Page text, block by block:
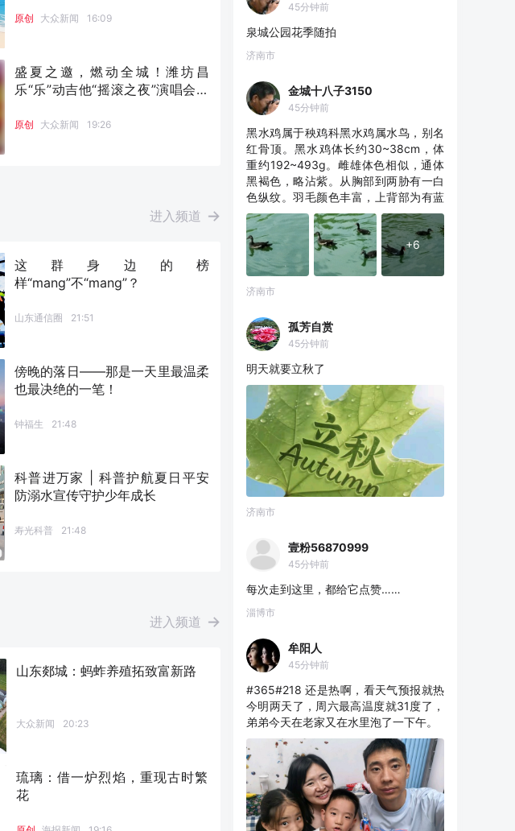
原创 大众新闻 16:09
盛夏之邀，燃动全城！潍坊昌
乐“乐”动吉他“摇滚之夜”演唱会即
原创 大众新闻 19:26
进入频道
这群身边的榜
样“mang”不“mang”？
山东通信圈 21:51
傍晚的落日——那是一天里最温柔
也最决绝的一笔！
钟福生 21:48
科普进万家 | 科普护航夏日平安
防溺水宣传守护少年成长
寿光科普 21:48
进入频道
山东郯城：蚂蚱养殖拓致富新路
大众新闻 20:23
琉璃：借一炉烈焰，重现古时繁
花
45分钟前
泉城公园花季随拍
济南市
金城十八子3150
45分钟前
黑水鸡属于秧鸡科黑水鸡属水鸟，别名
红骨顶。黑水鸡体长约30~38cm，体
重约192~493g。雌雄体色相似，通体
黑褐色，略沾紫。从胸部到两胁有一白
色纵纹。羽毛颜色丰富，上背部为有蓝
灰光泽的黑色，下背部、两肩和翅膀的
覆羽为橄榄褐色。下腹部有些羽毛尖端
白色，形成黑白相杂的斑块。尾下覆
羽，中央黑色，两侧纯白。跗趾、趾黄
绿色，爪子黑色。虹膜颜色为红色，喙
为浅黄绿色，喙基部为鲜红色。额甲上
起露出尾下十分明显的两块白斑。
+6
济南市
孤芳自赏
45分钟前
明天就要立秋了
济南市
壹粉56870999
45分钟前
每次走到这里，都给它点赞……
淄博市
牟阳人
45分钟前
#365#218 还是热啊，看天气预报就热
今明两天了，周六最高温度就31度了，
弟弟今天在老家又在水里泡了一下午。